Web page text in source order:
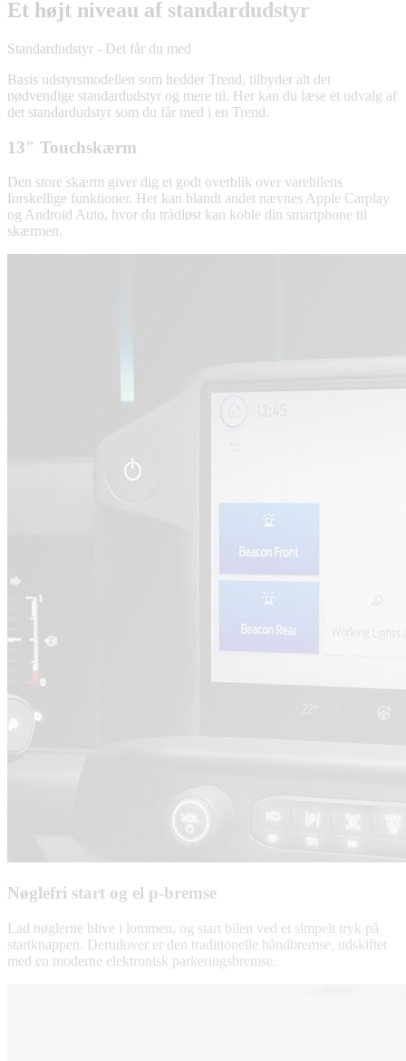
Et højt niveau af standardudstyr
Standardudstyr - Det får du med
Basis udstyrsmodellen som hedder Trend, tilbyder alt det
nødvendige standardudstyr og mere til. Her kan du læse et udvalg af
det standardudstyr som du får med i en Trend.
13" Touchskærm
Den store skærm giver dig et godt overblik over varebilens
forskellige funktioner. Her kan blandt andet nævnes Apple Carplay
og Android Auto, hvor du trådløst kan koble din smartphone til
skærmen.
Nøglefri start og el p-bremse
Lad nøglerne blive i lommen, og start bilen ved et simpelt tryk på
startknappen. Derudover er den traditionelle håndbremse, udskiftet
med en moderne elektronisk parkeringsbremse.